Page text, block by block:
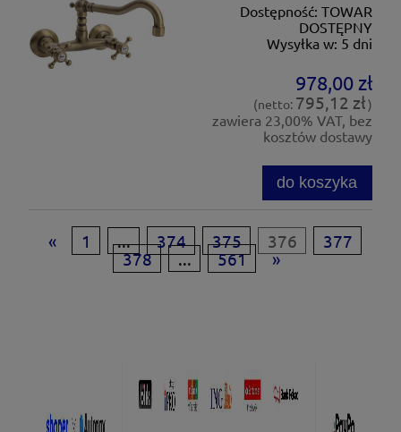
Dostępność: TOWAR
DOSTĘPNY
Wysyłka w: 5 dni
978,00 zł
(netto: 795,12 zł)
zawiera 23,00% VAT, bez
kosztów dostawy
do koszyka
« 1 ... 374 375 376
377
378
... 561 »